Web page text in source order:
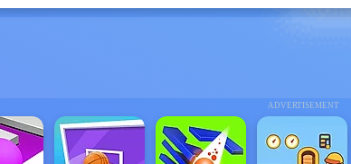
ADVERTISEMENT